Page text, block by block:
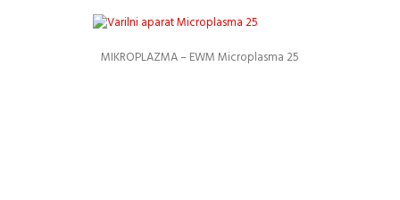
MIKROPLAZMA – EWM Microplasma 25